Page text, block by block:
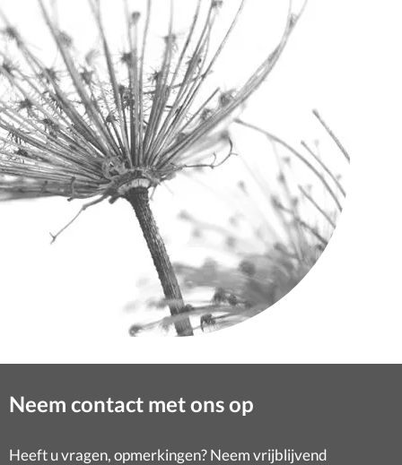
Neem contact met ons op
Heeft u vragen, opmerkingen? Neem vrijblijvend